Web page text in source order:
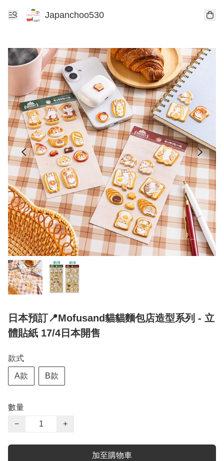
Japanchoo530
日本預訂📍Mofusand貓貓麵包店造型系列 - 立
體貼紙 17/4日本開售
款式
A款 B款
數量
−
+
加至購物車